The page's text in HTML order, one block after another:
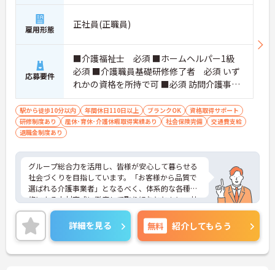
雇用形態 正社員(正職員)
応募要件
■介護福祉士 必須 ■ホームヘルパー1級
必須 ■介護職員基礎研修修了者 必須 いず
れかの資格を所持で可 ■必須 訪問介護事業
所において、サービス提供責任者の実務経
験
駅から徒歩10分以内 年間休日110日以上 ブランクOK
資格取得サポート
研修制度あり
産休･育休･介護休暇取得実績あり 社会保険完備
交通費支給
退職金制度あり
グループ総合力を活用し、皆様が安心して暮らせる
社会づくりを目指しています。「お客様から品質で
選ばれる介護事業者」となるべく、体系的な各種研
修による人材育成に徹底して取り組むとともに、社
内連携・コミュニケーションに努め、チームケアの
実践を通じてあらゆるサービスにおいて常に一定レ
ベル以上の介護サービスを提供して参りました。ま
た他社とは違い施設を先に立てるのではなく人材を
確保してから施設を立てる形となります。非常に人
詳細を見る 無料 紹介してもらう